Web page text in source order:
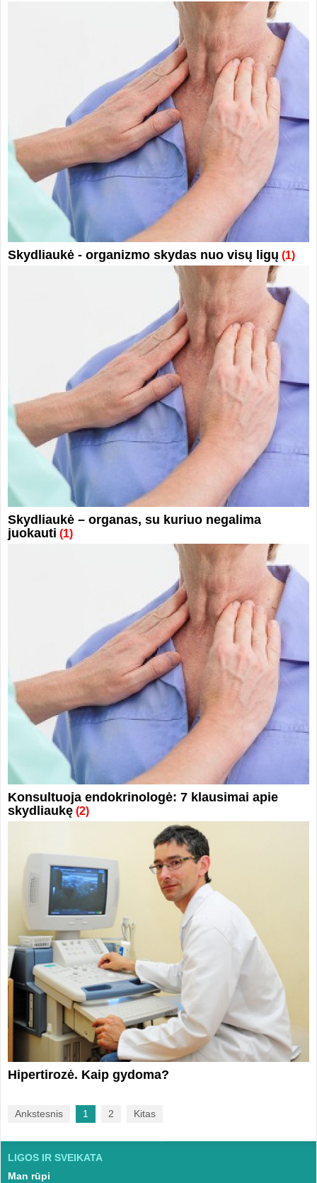
Skydliaukė - organizmo skydas nuo visų ligų (1)
Skydliaukė – organas, su kuriuo negalima
juokauti (1)
Konsultuoja endokrinologė: 7 klausimai apie
skydliaukę (2)
Hipertirozė. Kaip gydoma?
Ankstesnis 1 2 Kitas
LIGOS IR SVEIKATA
Man rūpi